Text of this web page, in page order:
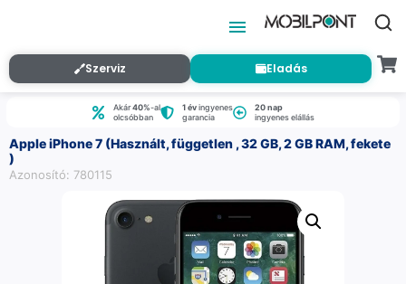
Szerviz Eladás
Akár40%-al
olcsóbban
1 évingyenes
garancia
20 nap
ingyenes elállás
Apple iPhone 7 (Használt, független , 32 GB, 2 GB RAM, fekete
)
Azonosító: 780115